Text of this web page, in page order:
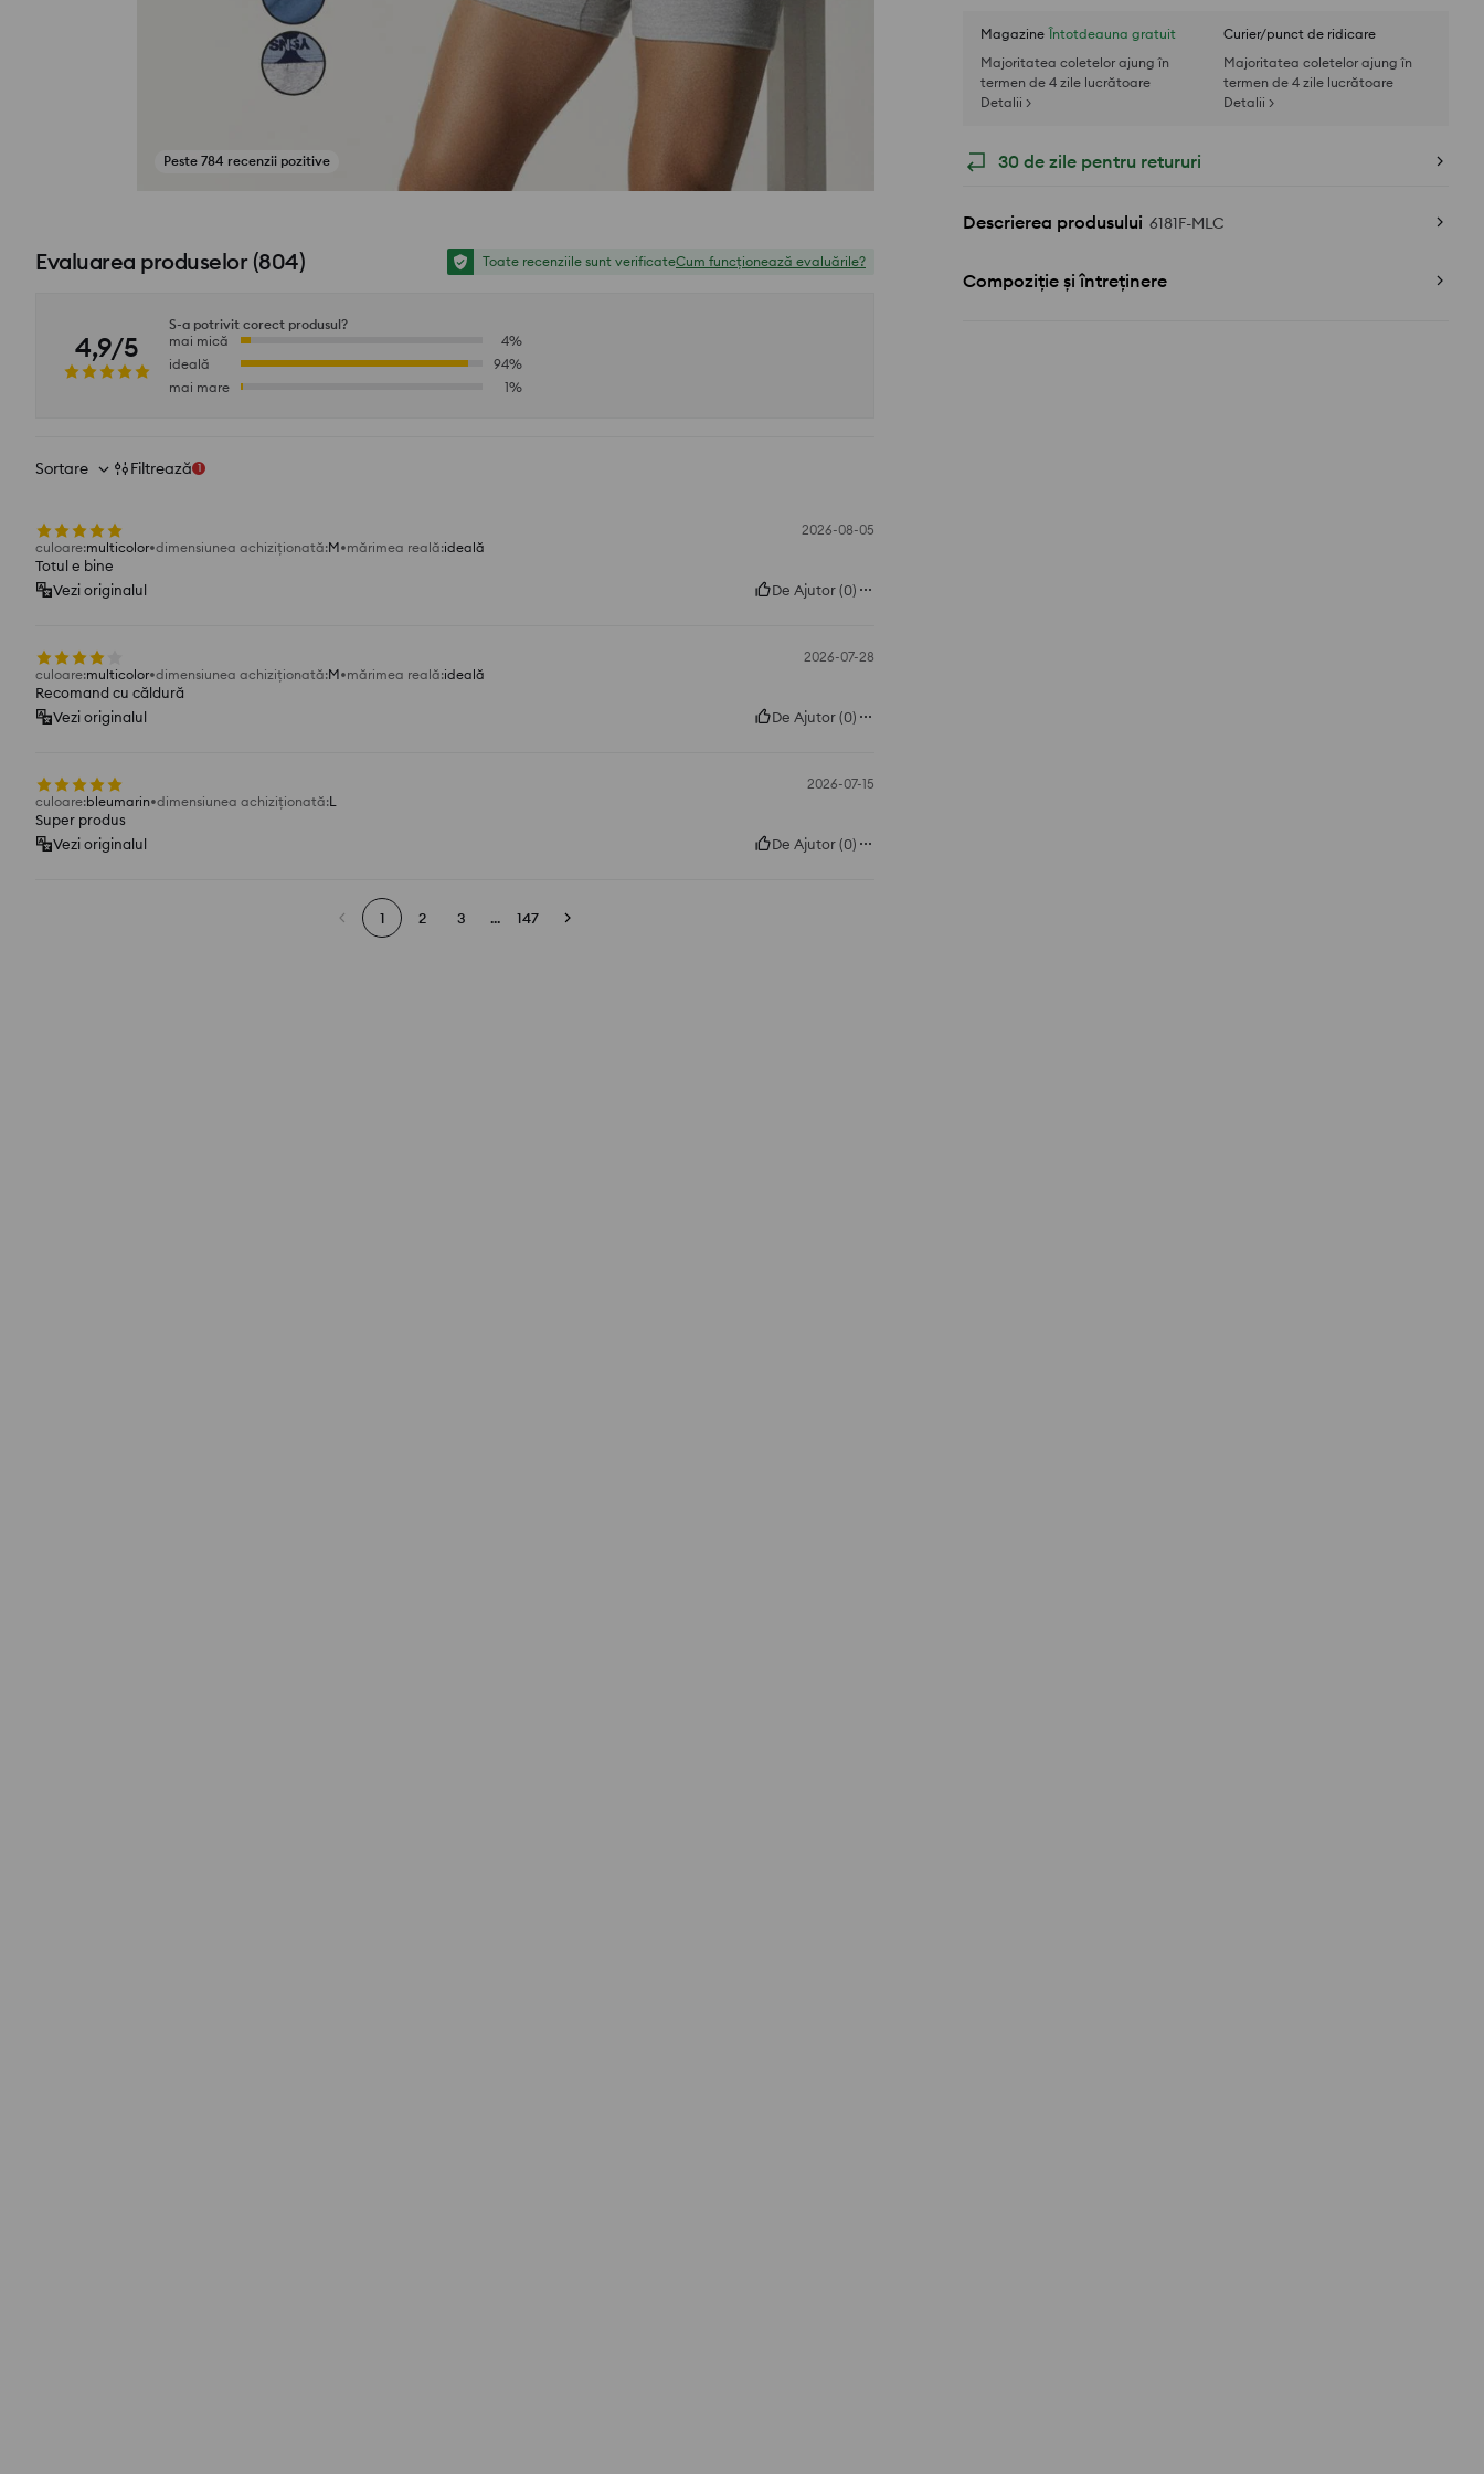
Magazine Întotdeauna gratuit
Majoritatea coletelor ajung în
termen de 4 zile lucrătoare
Detalii >
Curier/punct de ridicare
Majoritatea coletelor ajung în
termen de 4 zile lucrătoare
Detalii >
30 de zile pentru retururi
Descrierea produsului 6181F-MLC
Compoziție și întreținere
Peste 784 recenzii pozitive
Vezi fotografii din recenzii
Evaluarea produselor(804) Toate recenziile sunt verificateCum funcționează evaluările?
4,9/5
S-a potrivit corect produsul?
mai mică
4%
ideală
94%
mai mare
1%
Sortare Filtrează 1
2026-08-05
culoare:multicolor dimensiunea achiziționată:M mărimea reală:ideală
Totul e bine
Vezi originalul
De Ajutor(0)
2026-07-28
culoare:multicolor dimensiunea achiziționată:M mărimea reală:ideală
Recomand cu căldură
Vezi originalul
De Ajutor(0)
2026-07-15
culoare:bleumarin dimensiunea achiziționată:L
Super produs
Vezi originalul
De Ajutor(0)
1 2 3 ... 147